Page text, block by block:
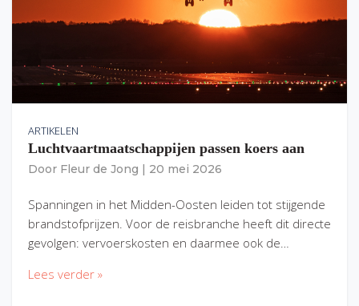
ARTIKELEN
Luchtvaartmaatschappijen passen koers aan
Door Fleur de Jong 20 mei 2026
Spanningen in het Midden-Oosten leiden tot stijgende
brandstofprijzen. Voor de reisbranche heeft dit directe
gevolgen: vervoerskosten en daarmee ook de…
Lees verder »